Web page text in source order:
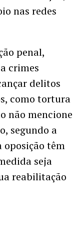
nas redes
penal,
crimes
delitos
como tortura
não mencione
segundo a
oposição têm
seja
reabilitação